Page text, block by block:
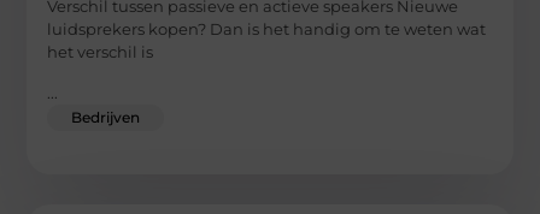
Verschil tussen passieve en actieve speakers Nieuwe
luidsprekers kopen? Dan is het handig om te weten wat
het verschil is
Bedrijven